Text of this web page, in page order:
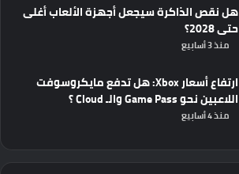
هل نقص الذاكرة سيجعل أجهزة الألعاب أغلى
حتى 2028؟
منذ 3 أسابيع
ارتفاع أسعار Xbox: هل تدفع مايكروسوفت
اللاعبين نحو Game Pass والـ Cloud ؟
منذ 4 أسابيع